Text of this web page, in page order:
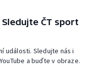
ČT sport
události. Sledujte nás i
a buďte v obraze.